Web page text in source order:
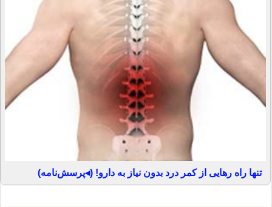
تنها راه رهایی از کمر درد بدون نیاز به دارو! (◂پرسش‌نامه)